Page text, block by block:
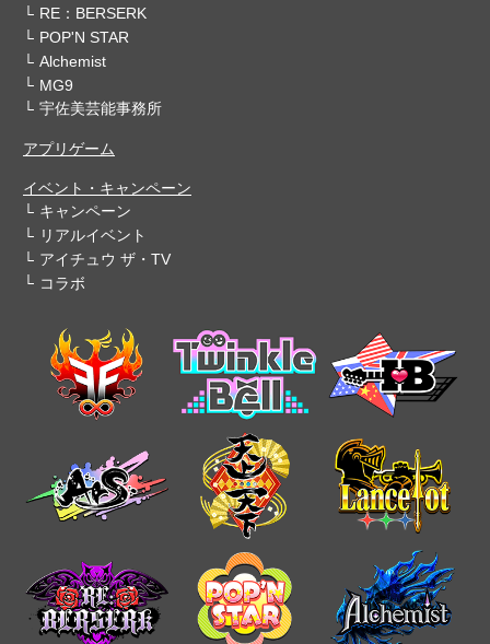
RE：BERSERK
POP'N STAR
Alchemist
MG9
宇佐美芸能事務所
アプリゲーム
イベント・キャンペーン
キャンペーン
リアルイベント
アイチュウ ザ・TV
コラボ